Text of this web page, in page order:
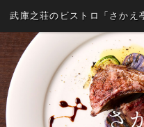
武庫之荘のビストロ「さか